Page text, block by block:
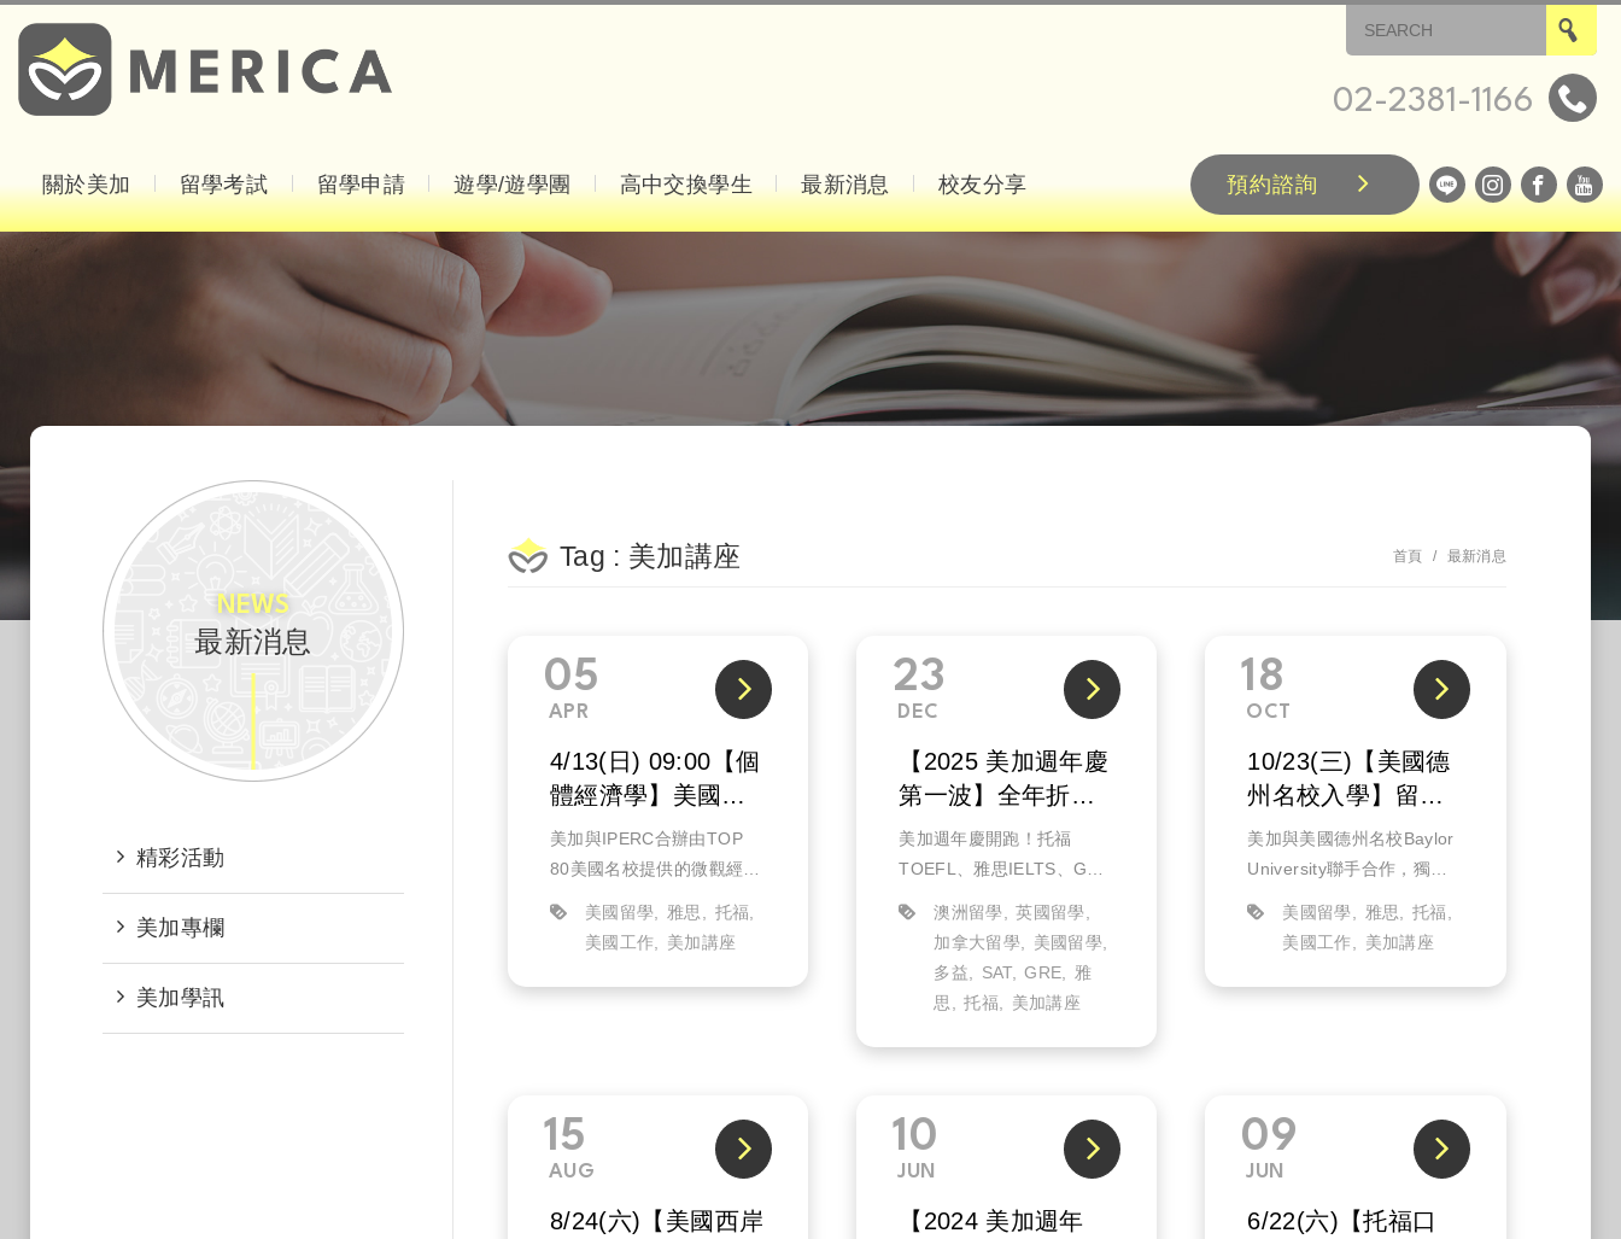
02-2381-1166
關於美加 留學考試 留學申請 遊學/遊學團 高中交換學生 最新消息 校友分享 預約諮詢
NEWS
最新消息
精彩活動
美加專欄
美加學訊
首頁 最新消息
Tag : 美加講座
05
APR
4/13(日) 09:00【個
體經濟學】美國大
學先修課程旁聽(實
體)
美加與IPERC合辦由TOP
80美國名校提供的微觀經濟
教學模式。立即填單送出，
美國留學 雅思
托福
美國工作
美加講座
23
DEC
【2025 美加週年慶
第一波】全年折扣
優惠最大
美加週年慶開跑！托福
TOEFL、雅思IELTS、GRE
澳洲留學
英國留學
加拿大留學
美國留學
多益
SAT GRE
雅
思
托福 美加講座
18
OCT
10/23(三)【美國德
州名校入學】留學
資訊日(實體)
美加與美國德州名校Baylor
University聯手合作，獨家
門就業科系選擇，幫助你實
美國留學 雅思
托福
美國工作
美加講座
15
AUG
8/24(六)【美國西岸
10
JUN
【2024 美加週年
09
JUN
6/22(六)【托福口